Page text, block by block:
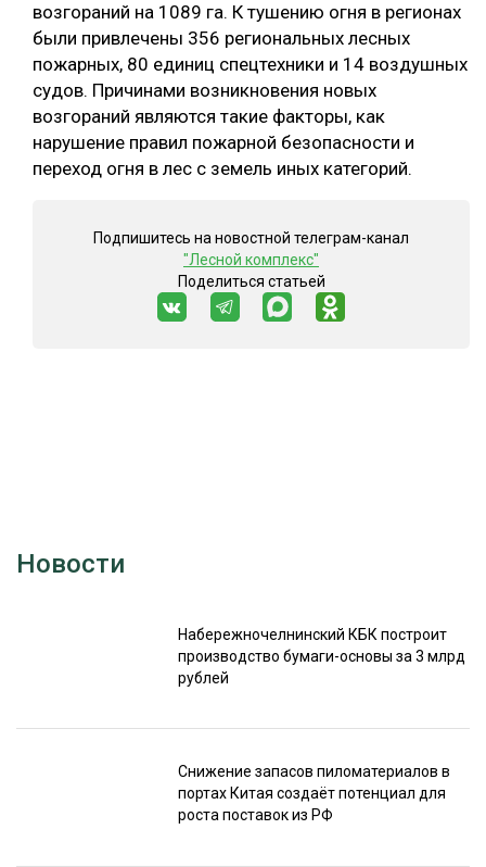
возгораний на 1089 га. К тушению огня в регионах
были привлечены 356 региональных лесных
пожарных, 80 единиц спецтехники и 14 воздушных
судов. Причинами возникновения новых
возгораний являются такие факторы, как
нарушение правил пожарной безопасности и
переход огня в лес с земель иных категорий.
Подпишитесь на новостной телеграм-канал
"Лесной комплекс"
Поделиться статьей
Новости
Набережночелнинский КБК построит
производство бумаги-основы за 3 млрд
рублей
Снижение запасов пиломатериалов в
портах Китая создаёт потенциал для
роста поставок из РФ